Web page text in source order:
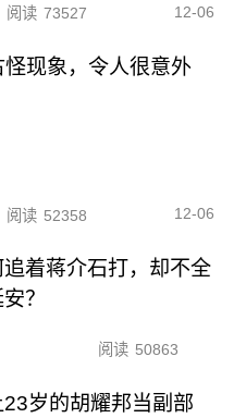
阅读 73527 12-06
现象，令人很意外
阅读 52358 12-06
追着蒋介石打，却不全
？
阅读 50863
岁的胡耀邦当副部